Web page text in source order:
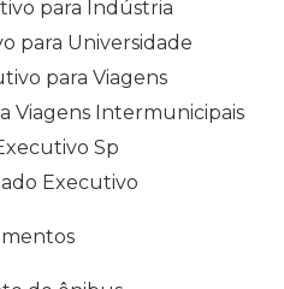
para Indústria
para Universidade
para Viagens
Viagens Intermunicipais
Sp
Executivo